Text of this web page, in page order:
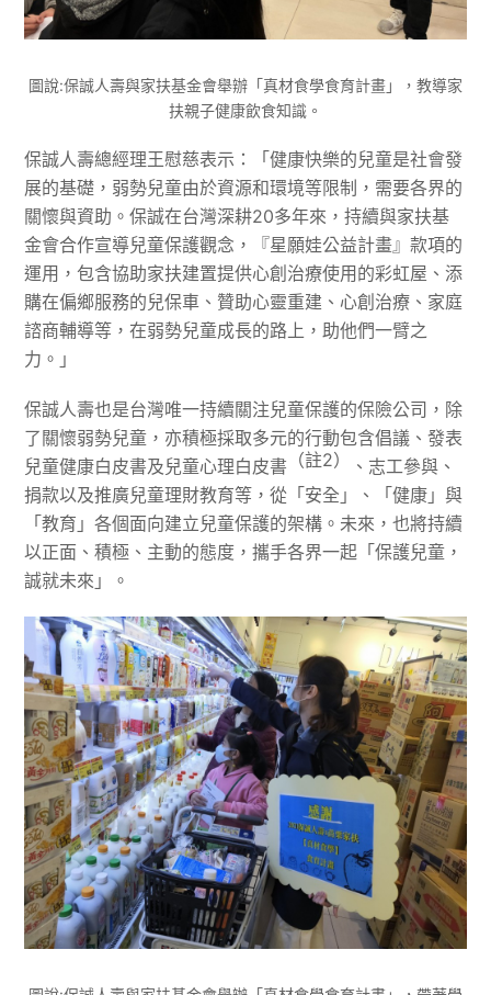
圖說:保誠人壽與家扶基金會舉辦「真材食學食育計畫」，教導家
扶親子健康飲食知識。
保誠人壽總經理王慰慈表示：「健康快樂的兒童是社會發
展的基礎，弱勢兒童由於資源和環境等限制，需要各界的
關懷與資助。保誠在台灣深耕20多年來，持續與家扶基
金會合作宣導兒童保護觀念，『星願娃公益計畫』款項的
運用，包含協助家扶建置提供心創治療使用的彩虹屋、添
購在偏鄉服務的兒保車、贊助心靈重建、心創治療、家庭
諮商輔導等，在弱勢兒童成長的路上，助他們一臂之
力。」
保誠人壽也是台灣唯一持續關注兒童保護的保險公司，除
了關懷弱勢兒童，亦積極採取多元的行動包含倡議、發表
兒童健康白皮書及兒童心理白皮書 （註2）
、志工參與、
捐款以及推廣兒童理財教育等，從「安全」、「健康」與
「教育」各個面向建立兒童保護的架構。未來，也將持續
以正面、積極、主動的態度，攜手各界一起「保護兒童，
誠就未來」。